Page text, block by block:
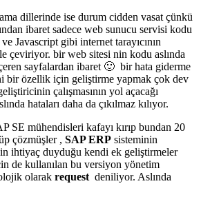
dillerinde ise durum cidden vasat çünkü
ibaret sadece web sunucu servisi kodu
Javascript gibi internet tarayıcının
çeviriyor. bir web sitesi nin kodu aslında
sayfalardan ibaret 🙂 bir hata giderme
bir özellik için geliştirme yapmak çok dev
çalışmasının yol açacağı
hataları daha da çıkılmaz kılıyor.
SE mühendisleri kafayı kırıp bundan 20
çözmüşler , SAP ERP sisteminin
ihtiyaç duyduğu kendi ek geliştirmeler
de kullanılan bu versiyon yönetim
olarak request deniliyor. Aslında